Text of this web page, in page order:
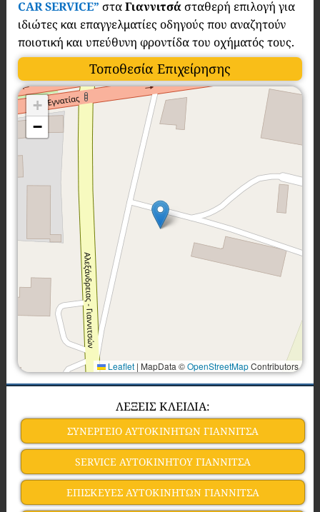
CAR SERVICE” σταΓιαννιτσάσταθερή επιλογή για
ιδιώτες και επαγγελματίες οδηγούς που αναζητούν
ποιοτική και υπεύθυνη φροντίδα του οχήματός τους.
Τοποθεσία Επιχείρησης
+
−
Leaflet | MapData ©OpenStreetMapContributors
ΛΕΞΕΙΣ ΚΛΕΙΔΙΑ:
ΣΥΝΕΡΓΕΙΟ ΑΥΤΟΚΙΝΗΤΩΝ ΓΙΑΝΝΙΤΣΑ
SERVICE ΑΥΤΟΚΙΝΗΤΟΥ ΓΙΑΝΝΙΤΣΑ
ΕΠΙΣΚΕΥΕΣ ΑΥΤΟΚΙΝΗΤΩΝ ΓΙΑΝΝΙΤΣΑ